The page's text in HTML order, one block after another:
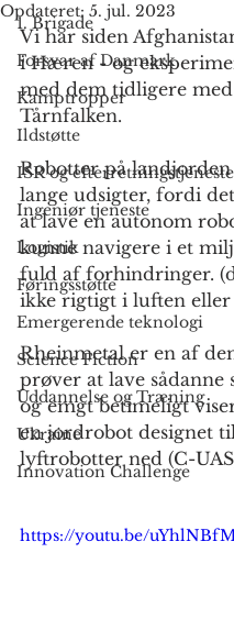
1. Brigade
Forsvar af Danmark
Kamptropper
Ildstøtte
ISR og efterretningstjeneste
Ingeniør tjeneste
Logistik
Føringsstøtte
Emergerende teknologi
Science Fiction
Uddannelse og Træning
Ukraine
Innovation Challenge
Opdateret: 5. jul. 2023
Vi har siden
i Hæren - og
med dem tidligere med
Tårnfalken.
Robotter på
lange udsigter, fordi
at lave en autonom
kunne navigere i et
fuld af forhindringer.
ikke rigtigt i luften eller
Rheinmetal er en af
prøver at lave sådanne
og emgt betimeligt
en jordrobot designet
lyftrobotter ned (C-
https://youtu.be/